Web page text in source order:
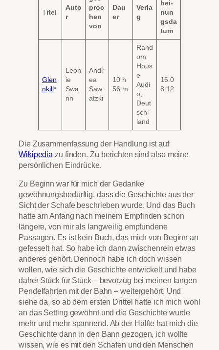
Titel
Auto
r
proc
hen
von
Dau
er
Verla
g
hei-
nun
gsda
tum
Glen
nkill*
Leon
ie
Swa
nn
Andr
ea
Saw
atzki
10 h
56 m
Rand
om
Hous
e
Audi
o,
Deut
sch-
land
16.0
8.12
Die Zusammenfassung der Handlung ist auf
Wikipedia zu finden. Zu berichten sind also meine
persönlichen Eindrücke.
Zu Beginn war für mich der Gedanke
gewöhnungsbedürftig, dass die Geschichte aus der
Sicht der Schafe beschrieben wurde. Und das Buch
hatte am Anfang nach meinem Empfinden schon
längere, von mir als langweilig empfundene
Passagen. Es ist kein Buch, das mich von Beginn an
gefesselt hat. So habe ich dann zwischenrein etwas
anderes gehört. Dennoch habe ich doch wissen
wollen, wie sich die Geschichte entwickelt und habe
daher Stück für Stück – bevorzug bei meinen langen
Pendelfahrten mit der Bahn – weitergehört. Und
siehe da, so ab dem ersten Drittel hatte ich mich wohl
an das Setting gewöhnt und die Geschichte wurde
mehr und mehr spannend. Ab der Hälfte hat mich die
Geschichte dann in den Bann gezogen, ich wollte
wissen, wie es mit den Schafen und den Menschen